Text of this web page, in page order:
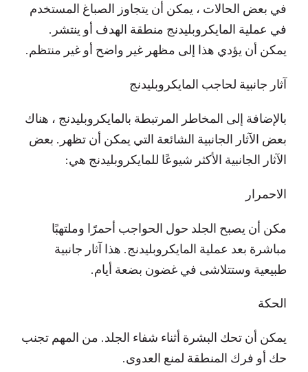
في بعض الحالات ، يمكن أن يتجاوز الصباغ المستخدم
في عملية المايكروبليدنج منطقة الهدف أو ينتشر.
يمكن أن يؤدي هذا إلى مظهر غير واضح أو غير منتظم.
آثار جانبية لحاجب المايكروبليدنج
بالإضافة إلى المخاطر المرتبطة بالمايكروبليدنج ، هناك
بعض الآثار الجانبية الشائعة التي يمكن أن تظهر. بعض
الآثار الجانبية الأكثر شيوعًا للمايكروبليدنج هي:
الاحمرار
مكن أن يصبح الجلد حول الحواجب أحمرًا وملتهبًا
مباشرة بعد عملية المايكروبليدنج. هذا آثار جانبية
طبيعية وستتلاشى في غضون بضعة أيام.
الحكة
يمكن أن تحك البشرة أثناء شفاء الجلد. من المهم تجنب
حك أو فرك المنطقة لمنع العدوى.